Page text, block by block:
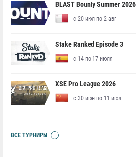
BLAST Bounty Summer 2026
с 20 июл по 2 авг
Stake Ranked Episode 3
с 14 по 17 июля
XSE Pro League 2026
с 30 июн по 11 июл
ВСЕ ТУРНИРЫ